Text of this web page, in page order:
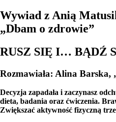
Wywiad z Anią
„Dbam o zdrowie”
RUSZ SIĘ I… BĄDŹ
Rozmawiała: Alina Barska,
Decyzja zapadała i zaczynasz
dieta, badania oraz ćwiczenia.
Zwiększać aktywność fizyczną